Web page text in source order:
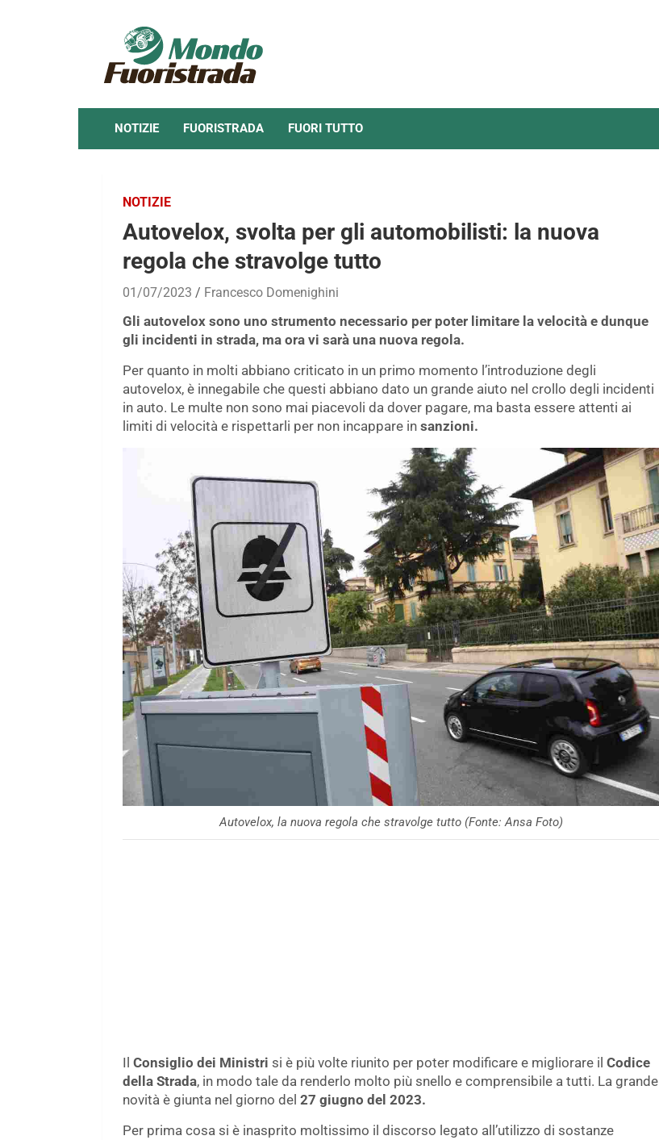
NOTIZIE FUORISTRADA FUORI TUTTO
NOTIZIE
Autovelox, svolta per gli automobilisti: la nuova
regola che stravolge tutto
01/07/2023 Francesco Domenighini
Gli autovelox sono uno strumento necessario per poter limitare la velocità e dunque
gli incidenti in strada, ma ora vi sarà una nuova regola.
Per quanto in molti abbiano criticato in un primo momento l’introduzione degli
autovelox, è innegabile che questi abbiano dato un grande aiuto nel crollo degli incidenti
in auto. Le multe non sono mai piacevoli da dover pagare, ma basta essere attenti ai
limiti di velocità e rispettarli per non incappare in sanzioni.
Autovelox, la nuova regola che stravolge tutto (Fonte: Ansa Foto)
Il Consiglio dei Ministri si è più volte riunito per poter modificare e migliorare il Codice
della Strada, in modo tale da renderlo molto più snello e comprensibile a tutti. La grande
novità è giunta nel giorno del 27 giugno del 2023.
Per prima cosa si è inasprito moltissimo il discorso legato all’utilizzo di sostanze